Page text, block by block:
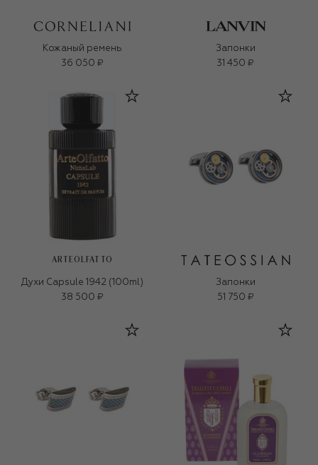
Кожаный ремень
36 050 ₽
Запонки
31 450 ₽
ARTEOLFATTO
Духи Capsule 1942 (100ml)
38 500 ₽
Запонки
51 750 ₽